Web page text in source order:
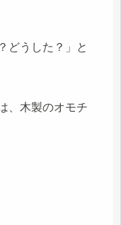
どうした？」と
、木製のオモチ